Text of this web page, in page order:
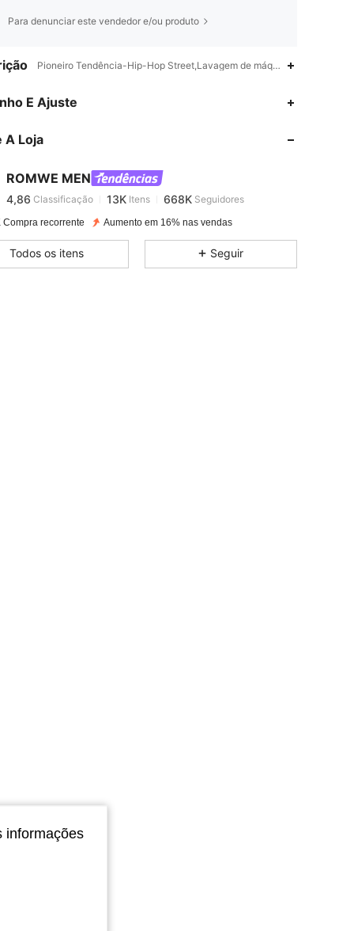
Para denunciar este vendedor e/ou produto
Pioneiro Tendência-Hip-Hop Street,Lavagem de máquina ou lavagem
E Ajuste
A Loja
ROMWE MEN
4,86
4,86 Classificação 13K Itens 668K Seguidores
pago
4,86 13K 668K
Compra recorrente Aumento em 16% nas vendas
Todos os itens Seguir
informações